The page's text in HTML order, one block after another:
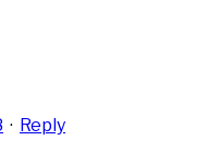
· Reply